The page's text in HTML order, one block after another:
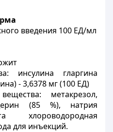
введения 100 ЕД/мл
инсулина гларгина
- 3,6378 мг (100 ЕД)
метакрезол,
(85 %), натрия
хлороводородная
для инъекций.